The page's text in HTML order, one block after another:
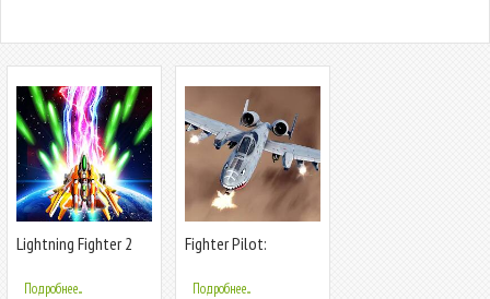
Lightning Fighter 2
Подробнее...
Fighter Pilot:
Подробнее...